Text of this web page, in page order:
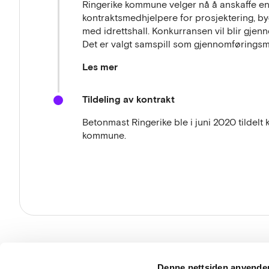
Det ble gitt en grundig informasjon om
ble presentert, før kommunen til slutt
spørsmål knyttet til de ulike områdene
vedlagt innspillsnotat.
Frist for innsendelse av innspill var 28. juni
leverandørene.
Ringerike kommune velger nå å anskaffe
kontraktsmedhjelpere for prosjektering,
med idrettshall. Konkurransen vil blir
Det er valgt samspill som
Les mer
valgt samspill som gjennomføringsmodell
konkurransedokumenter her: DOFFIN
Totalentreprenør ønskes kontrahert april
Tildeling av kontrakt
Betonmast Ringerike ble i juni 2020
kommune.